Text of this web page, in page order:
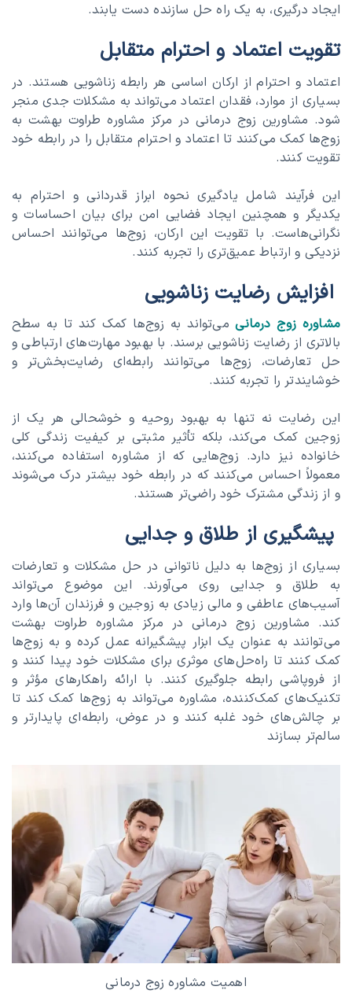
ایجاد درگیری، به یک راه حل سازنده دست یابند.
تقویت اعتماد و احترام متقابل
اعتماد و احترام از ارکان اساسی هر رابطه زناشویی هستند. در
بسیاری از موارد، فقدان اعتماد می‌تواند به مشکلات جدی منجر
شود. مشاورین زوج درمانی در مرکز مشاوره طراوت بهشت به
زوج‌ها کمک می‌کنند تا اعتماد و احترام متقابل را در رابطه خود
تقویت کنند.
این فرآیند شامل یادگیری نحوه ابراز قدردانی و احترام به
یکدیگر و همچنین ایجاد فضایی امن برای بیان احساسات و
نگرانی‌هاست. با تقویت این ارکان، زوج‌ها می‌توانند احساس
نزدیکی و ارتباط عمیق‌تری را تجربه کنند.
افزایش رضایت زناشویی
مشاوره زوج درمانیمی‌تواند به زوج‌ها کمک کند تا به سطح
بالاتری از رضایت زناشویی برسند. با بهبود مهارت‌های ارتباطی و
حل تعارضات، زوج‌ها می‌توانند رابطه‌ای رضایت‌بخش‌تر و
خوشایندتر را تجربه کنند.
این رضایت نه تنها به بهبود روحیه و خوشحالی هر یک از
زوجین کمک می‌کند، بلکه تأثیر مثبتی بر کیفیت زندگی کلی
خانواده نیز دارد. زوج‌هایی که از مشاوره استفاده می‌کنند،
معمولاً احساس می‌کنند که در رابطه خود بیشتر درک می‌شوند
و از زندگی مشترک خود راضی‌تر هستند.
پیشگیری از طلاق و جدایی
بسیاری از زوج‌ها به دلیل ناتوانی در حل مشکلات و تعارضات
به طلاق و جدایی روی می‌آورند. این موضوع می‌تواند
آسیب‌های عاطفی و مالی زیادی به زوجین و فرزندان آن‌ها وارد
کند. مشاورین زوج درمانی در مرکز مشاوره طراوت بهشت
می‌توانند به عنوان یک ابزار پیشگیرانه عمل کرده و به زوج‌ها
کمک کنند تا راه‌حل‌های موثری برای مشکلات خود پیدا کنند و
از فروپاشی رابطه جلوگیری کنند. با ارائه راهکارهای مؤثر و
تکنیک‌های کمک‌کننده، مشاوره می‌تواند به زوج‌ها کمک کند تا
بر چالش‌های خود غلبه کنند و در عوض، رابطه‌ای پایدارتر و
سالم‌تر بسازند
اهمیت مشاوره زوج درمانی